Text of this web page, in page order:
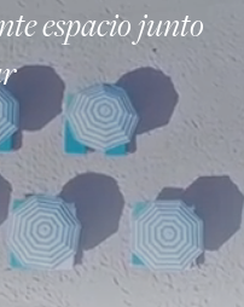
espacio junto